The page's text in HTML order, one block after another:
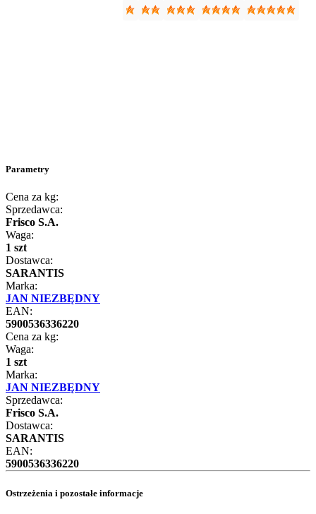
Parametry
Cena za kg:
Sprzedawca:
Frisco S.A.
Waga:
1 szt
Dostawca:
SARANTIS
Marka:
JAN NIEZBĘDNY
EAN:
5900536336220
Cena za kg:
Waga:
1 szt
Marka:
JAN NIEZBĘDNY
Sprzedawca:
Frisco S.A.
Dostawca:
SARANTIS
EAN:
5900536336220
Ostrzeżenia i pozostałe informacje